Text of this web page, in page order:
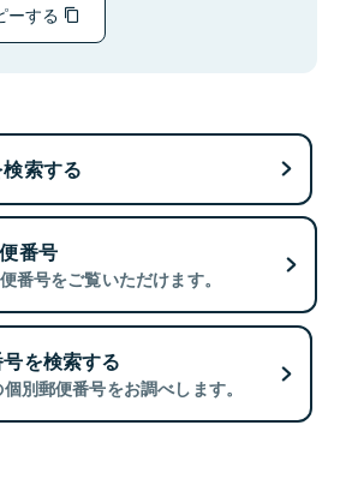
ーする
索する
番号
番号をご覧いただけます。
を検索する
別郵便番号をお調べします。